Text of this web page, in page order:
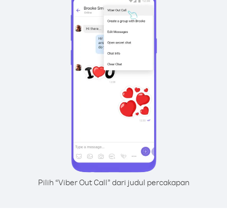
Pilih “Viber Out Call” dari judul percakapan